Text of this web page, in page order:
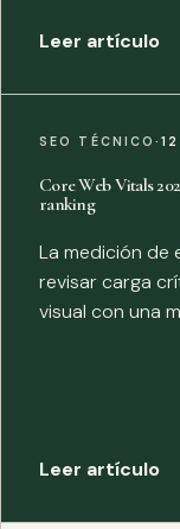
Leer artículo
SEO TÉCNICO·
Core Web Vitals
ranking
La medición de
revisar carga
visual con una
Leer artículo